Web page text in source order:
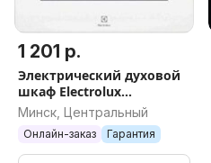
1 201 р.
Электрический духовой
шкаф Electrolux
EOF5F50BV
Минск, Центральный
Онлайн-заказ Гарантия